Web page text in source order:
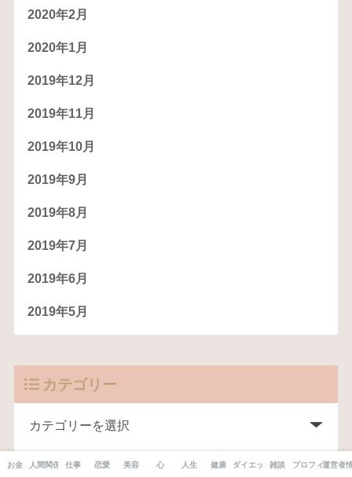
2020年2月
2020年1月
2019年12月
2019年11月
2019年10月
2019年9月
2019年8月
2019年7月
2019年6月
2019年5月
カテゴリー
お金 人間関係 仕事 恋愛 美容 心 人生 健康 ダイエット雑談 プロフィール
運営者